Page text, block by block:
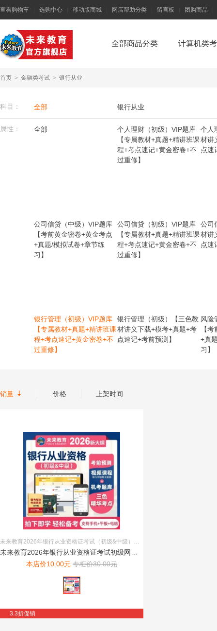
查看购物车 选购中心 移动版商城 网店帮助分类 留言板 团购商品
全部商品分类 计算机类
首页 > 金融类考试 > 银行从业
科目： 全部 银行从业
属性： 全部
个人理财（初级）VIP题库
【专属教材+真题+精讲班课
程+考点速记+黄金密卷+不
过重修】
个人
材讲
点速
公司信贷（中级）VIP题库
【考前黄金密卷+黄金考点
+真题/模拟试卷+章节练
习】
公司信贷（初级）VIP题库
【专属教材+真题+精讲班课
程+考点速记+黄金密卷+不
过重修】
公司
材讲
点速
银行管理（初级）VIP题库
【专属教材+真题+精讲班课
程+考点速记+黄金密卷+不
过重修】
银行管理（初级）【三色教
材讲义下载+模考+真题+考
点速记+考前预测】
风险
【
+真
习】
销量  价格 上架时间
未来教育2026年银行从业资格证考试（初级&中级）题库+讲义 一套备考 手机、电脑、平板均可使用
本店价10.00元 专柜价30.00元
3.3折促销